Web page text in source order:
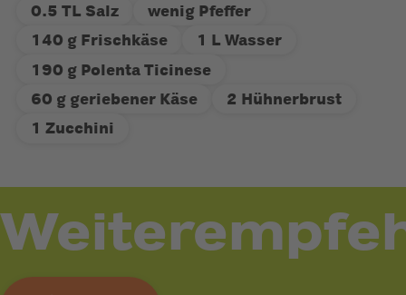
0.5 TL Salz
wenig Pfeffer
140 g Frischkäse
1 L Wasser
190 g Polenta Ticinese
60 g geriebener Käse
2 Hühnerbrust
1 Zucchini